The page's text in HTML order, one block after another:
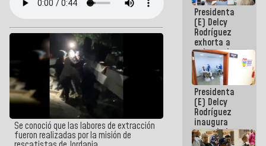
Se conoció que las labores de extracción
fueron realizadas por la misión de
Presidenta
(E) Delcy
Rodríguez
exhorta a
gobernadores
y alcaldes a
edificar
casas para
abuelos
Presidenta
(E) Delcy
Rodríguez
inaugura
casa de los
Abuelos